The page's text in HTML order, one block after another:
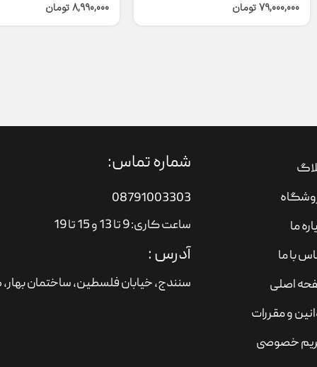
79,000,000تومان 8,990,000 تومان
ما
با ما
اصلی
و مقررات
خصوصی
شماره تماس:
08791003303
ساعت کاری: 9 تا 13 و 15 تا 19
آدرس :
سنندج، خیابان فلسطین،‌ ساختمان بهار،